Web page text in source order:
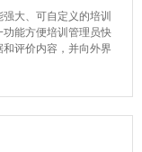
大、可自定义的培训
能方便培训管理员快
评价内容，并向外界